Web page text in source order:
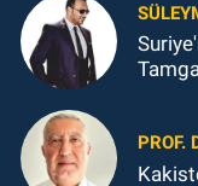
PROF.